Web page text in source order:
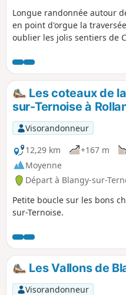
Longue randonnée autour
en point d'orgue la
oublier les jolis sentiers de
de Fressin qui ravit plus
début septembre 2023, les
les premières pluies vont
deviendra très difficile.
grandement le
Les coteaux de
sur-Ternoise à
Visorandonneur
12,29 km
+167 m
Moyenne
Départ à Blangy-sur-
Petite boucle sur les bons
sur-Ternoise.
Les Vallons de
Visorandonneur